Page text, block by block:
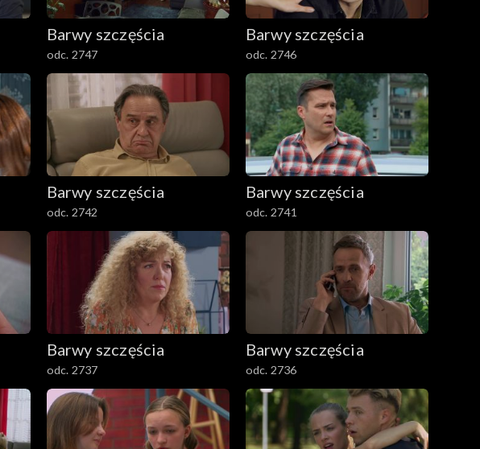
Barwy szczęścia
odc. 2747
Barwy szczęścia
odc. 2746
Barwy szczęścia
odc. 2742
Barwy szczęścia
odc. 2741
Barwy szczęścia
odc. 2737
Barwy szczęścia
odc. 2736